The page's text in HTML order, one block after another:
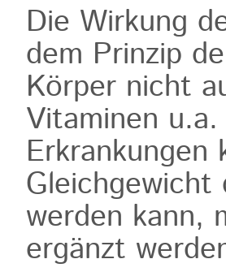
Die Wirkung
dem Prinzip
Körper nicht
Vitaminen
werden kann,
ergänzt